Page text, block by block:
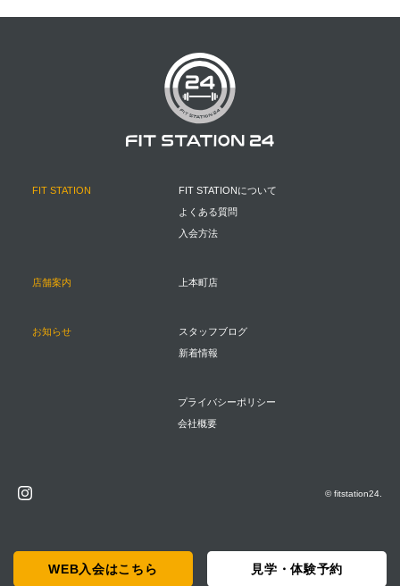
FIT STATION
FIT STATIONについて
よくある質問
入会方法
店舗案内 上本町店
お知らせ
スタッフブログ
新着情報
プライバシーポリシー
会社概要
WEB入会はこちら 見学・体験予約
© fitstation24.